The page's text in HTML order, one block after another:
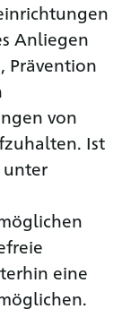
Anliegen
Prävention
von
Ist
unter
eine